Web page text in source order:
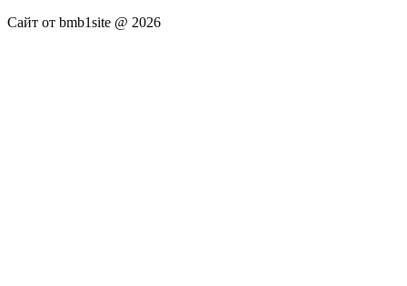
Сайт от bmb1site @ 2026